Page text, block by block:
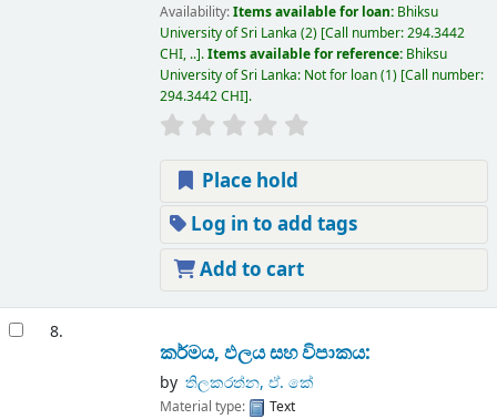
Availability:Items available for loan: Bhiksu
University of Sri Lanka (2) Call number:294.3442
CHI, .. .Items available for reference: Bhiksu
University of Sri Lanka: Not for loan(1) Call number:
294.3442 CHI .
Place hold
Log in to add tags
Add to cart
8.
කර්මය, ඵලය සහ විපාකය:
by තිලකරත්න, ඒ. කේ
Material type:
Text